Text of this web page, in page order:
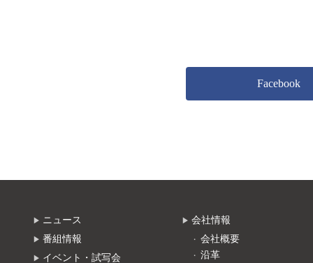
Facebook
ニュース
番組情報
イベント・試写会
会社情報
会社概要
沿革